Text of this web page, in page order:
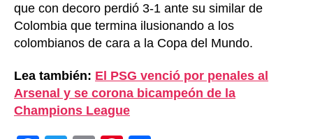
que con decoro perdió 3-1 ante su similar de
Colombia que termina ilusionando a los
colombianos de cara a la Copa del Mundo.
Lea también: El PSG venció por penales al
Arsenal y se corona bicampeón de la
Champions League